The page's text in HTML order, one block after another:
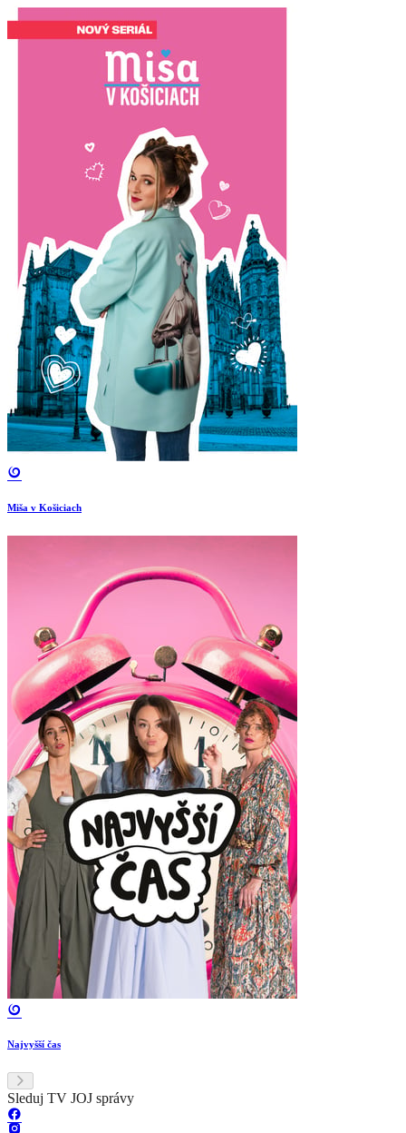
Miša v Košiciach
Najvyšší čas
Sleduj TV JOJ správy